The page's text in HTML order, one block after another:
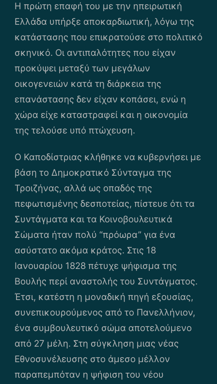
Η πρώτη επαφή του με την ηπειρωτική
Ελλάδα υπήρξε αποκαρδιωτική, λόγω της
κατάστασης που επικρατούσε στο πολιτικό
σκηνικό. Οι αντιπαλότητες που είχαν
προκύψει μεταξύ των μεγάλων
οικογενειών κατά τη διάρκεια της
επανάστασης δεν είχαν κοπάσει, ενώ η
χώρα είχε καταστραφεί και η οικονομία
της τελούσε υπό πτώχευση.
Ο Καποδίστριας κλήθηκε να κυβερνήσει με
βάση το Δημοκρατικό Σύνταγμα της
Τροιζήνας, αλλά ως οπαδός της
πεφωτισμένης δεσποτείας, πίστευε ότι τα
Συντάγματα και τα Κοινοβουλευτικά
Σώματα ήταν πολύ “πρόωρα” για ένα
ασύστατο ακόμα κράτος. Στις 18
Ιανουαρίου 1828 πέτυχε ψήφισμα της
Βουλής περί αναστολής του Συντάγματος.
Έτσι, κατέστη η μοναδική πηγή εξουσίας,
συνεπικουρούμενος από το Πανελλήνιον,
ένα συμβουλευτικό σώμα αποτελούμενο
από 27 μέλη. Στη σύγκληση μιας νέας
Εθνοσυνέλευσης στο άμεσο μέλλον
παραπεμπόταν η ψήφιση του νέου